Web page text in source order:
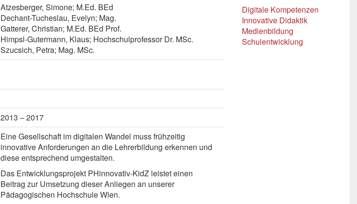
Atzesberger, Simone; M.Ed. BEd
Dechant-Tucheslau, Evelyn; Mag.
Gatterer, Christian; M.Ed. BEd Prof.
Himpsl-Gutermann, Klaus; Hochschulprofessor Dr. MSc.
Szucsich, Petra; Mag. MSc.
2013 – 2017
Eine Gesellschaft im digitalen Wandel muss frühzeitig
innovative Anforderungen an die Lehrerbildung erkennen und
diese entsprechend umgestalten.
Das Entwicklungsprojekt PHinnovativ-KidZ leistet einen
Beitrag zur Umsetzung dieser Anliegen an unserer
Pädagogischen Hochschule Wien.
Digitale Kompetenzen
Innovative Didaktik
Medienbildung
Schulentwicklung